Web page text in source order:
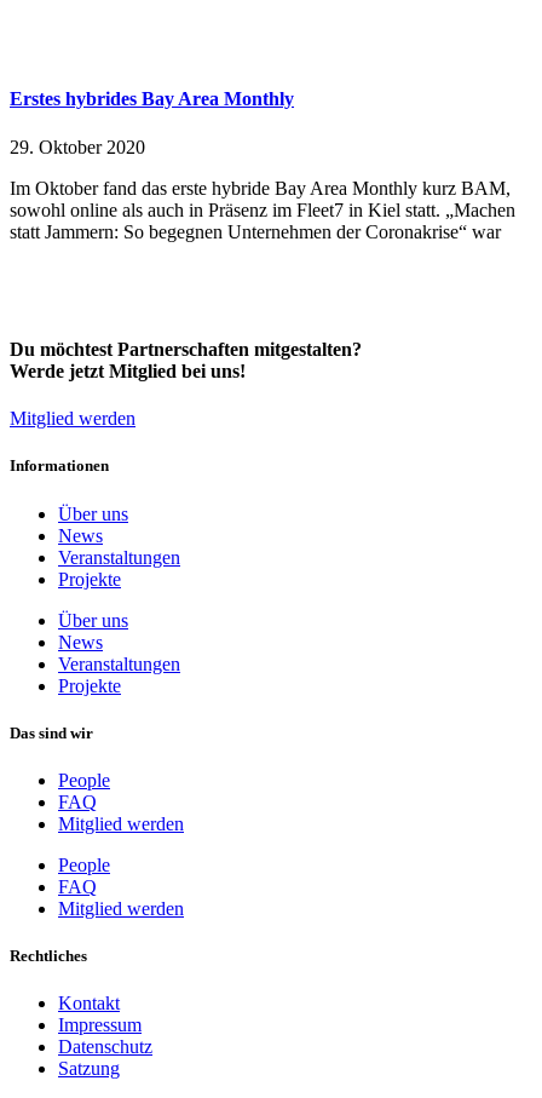
Erstes hybrides Bay Area Monthly
29. Oktober 2020
Im Oktober fand das erste hybride Bay Area Monthly kurz BAM,
sowohl online als auch in Präsenz im Fleet7 in Kiel statt. „Machen
statt Jammern: So begegnen Unternehmen der Coronakrise“ war
Du möchtest Partnerschaften mitgestalten?
Werde jetzt Mitglied bei uns!
Mitglied werden
Informationen
Über uns
News
Veranstaltungen
Projekte
Über uns
News
Veranstaltungen
Projekte
Das sind wir
People
FAQ
Mitglied werden
People
FAQ
Mitglied werden
Rechtliches
Kontakt
Impressum
Datenschutz
Satzung